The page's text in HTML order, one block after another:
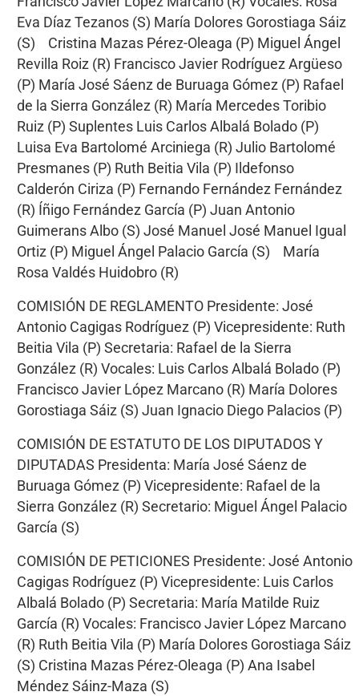
Eva Díaz Tezanos (S) María Dolores Gorostiaga Sáiz
(S) Cristina Mazas Pérez-Oleaga (P) Miguel Ángel
Revilla Roiz (R) Francisco Javier Rodríguez Argüeso
(P) María José Sáenz de Buruaga Gómez (P) Rafael
de la Sierra González (R) María Mercedes Toribio
Ruiz (P) Suplentes Luis Carlos Albalá Bolado (P)
Luisa Eva Bartolomé Arciniega (R) Julio Bartolomé
Presmanes (P) Ruth Beitia Vila (P) Ildefonso
Calderón Ciriza (P) Fernando Fernández Fernández
(R) Íñigo Fernández García (P) Juan Antonio
Guimerans Albo (S) José Manuel José Manuel Igual
Ortiz (P) Miguel Ángel Palacio García (S) María
Rosa Valdés Huidobro (R)
COMISIÓN DE REGLAMENTO Presidente: José
Antonio Cagigas Rodríguez (P) Vicepresidente: Ruth
Beitia Vila (P) Secretaria: Rafael de la Sierra
González (R) Vocales: Luis Carlos Albalá Bolado (P)
Francisco Javier López Marcano (R) María Dolores
Gorostiaga Sáiz (S) Juan Ignacio Diego Palacios (P)
COMISIÓN DE ESTATUTO DE LOS DIPUTADOS Y
DIPUTADAS Presidenta: María José Sáenz de
Buruaga Gómez (P) Vicepresidente: Rafael de la
Sierra González (R) Secretario: Miguel Ángel Palacio
García (S)
COMISIÓN DE PETICIONES Presidente: José Antonio
Cagigas Rodríguez (P) Vicepresidente: Luis Carlos
Albalá Bolado (P) Secretaria: María Matilde Ruiz
García (R) Vocales: Francisco Javier López Marcano
(R) Ruth Beitia Vila (P) María Dolores Gorostiaga Sáiz
(S) Cristina Mazas Pérez-Oleaga (P) Ana Isabel
Méndez Sáinz-Maza (S)